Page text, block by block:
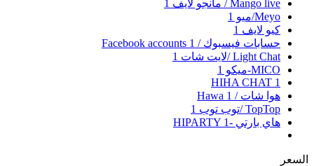
Mango live / مانجو لايف
1
Meyo/ميو
1
كيو لايف 1
حسابات فيسبوك / Facebook accounts 1
Light Chat /لايت شات
1
MICO-ميكو
1
HIHA CHAT 1
هوا شات / Hawa 1
TopTop /توب توب
1
هاي بارتي -HIPARTY1
السعر